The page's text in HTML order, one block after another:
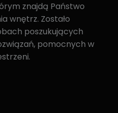
znajdą Państwo
wnętrz. Zostało
poszukujących
pomocnych w